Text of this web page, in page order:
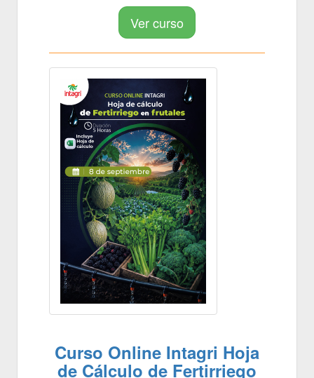
Ver curso
Curso Online Intagri Hoja
de Cálculo de Fertirriego